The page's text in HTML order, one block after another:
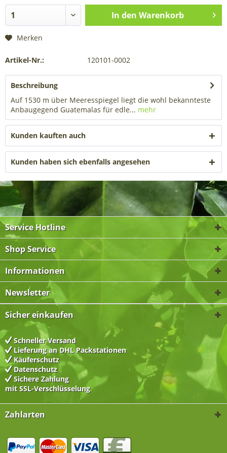
In den Warenkorb
Merken
Artikel-Nr.: 120101-0002
Beschreibung
Auf 1530 m über Meeresspiegel liegt die wohl bekannteste
Anbaugegend Guatemalas für edle... mehr
Kunden kauften auch
Kunden haben sich ebenfalls angesehen
Service Hotline
Shop Service
Informationen
Newsletter
Sicher einkaufen
Schneller Versand
Lieferung an DHL Packstationen
Käuferschutz
Datenschutz
Sichere Zahlung
mit SSL-Verschlüsselung
Zahlarten